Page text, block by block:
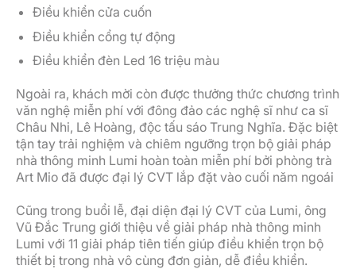
Điều khiển cửa cuốn
Điều khiển cổng tự động
Điều khiển đèn Led 16 triệu màu
Ngoài ra, khách mời còn được thưởng thức chương trình
văn nghệ miễn phí với đông đảo các nghệ sĩ như ca sĩ
Châu Nhi, Lê Hoàng, độc tấu sáo Trung Nghĩa. Đặc biệt
tận tay trải nghiệm và chiêm ngưỡng trọn bộ giải pháp
nhà thông minh Lumi hoàn toàn miễn phí bởi phòng trà
Art Mio đã được đại lý CVT lắp đặt vào cuối năm ngoái
Cũng trong buổi lễ, đại diện đại lý CVT của Lumi, ông
Vũ Đắc Trung giới thiệu về giải pháp nhà thông minh
Lumi với 11 giải pháp tiên tiến giúp điều khiển trọn bộ
thiết bị trong nhà vô cùng đơn giản, dễ điều khiển.